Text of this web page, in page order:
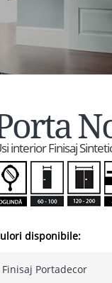
interior Finisaj
disponibile:
Finisaj Portadecor